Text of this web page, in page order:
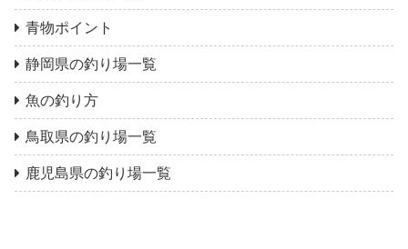
青物ポイント
静岡県の釣り場一覧
魚の釣り方
鳥取県の釣り場一覧
鹿児島県の釣り場一覧